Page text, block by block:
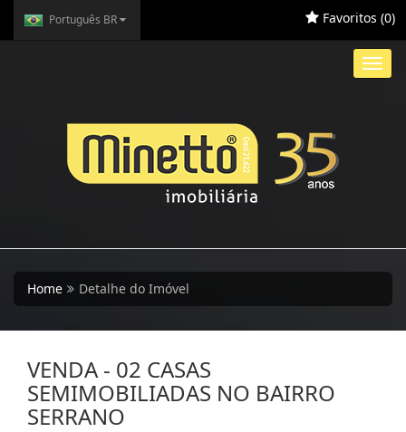
Português BR Favoritos (0)
Home Detalhe do Imóvel
VENDA - 02 CASAS
SEMIMOBILIADAS NO BAIRRO
SERRANO